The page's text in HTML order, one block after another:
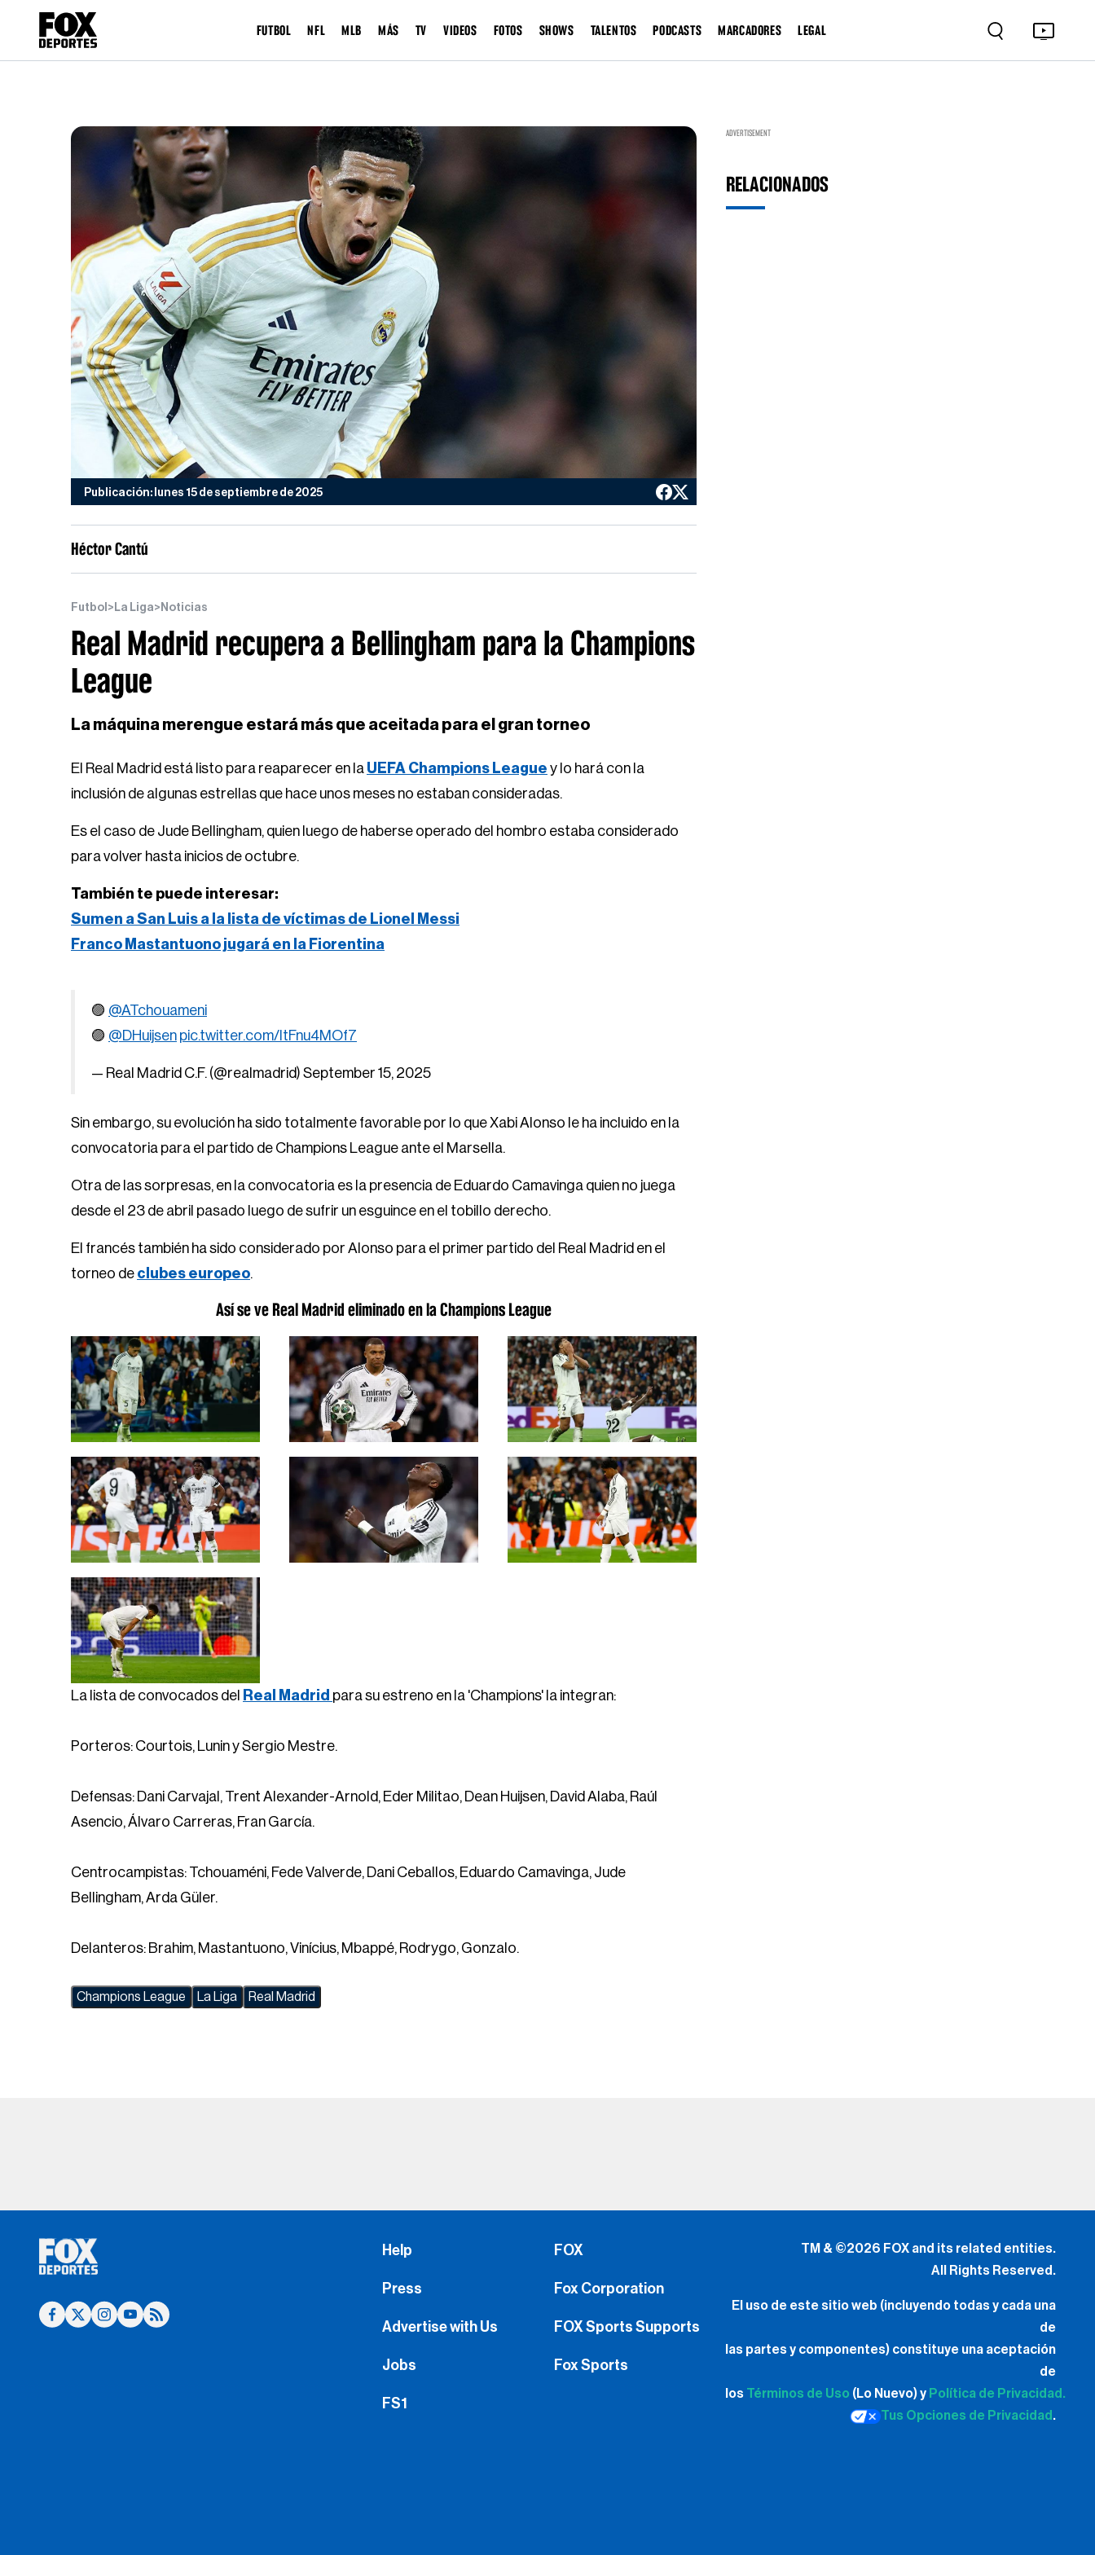
FUTBOL NFL MLB MÁS TV VIDEOS FOTOS SHOWS TALENTOS PODCASTS MARCADORES LEGAL
Publicación: lunes 15 de septiembre de 2025
Héctor Cantú
Futbol > La Liga> Noticias
Real Madrid recupera a Bellingham para la Champions
League
La máquina merengue estará más que aceitada para el gran torneo
El Real Madrid está listo para reaparecer en la UEFA Champions League y lo hará con la
inclusión de algunas estrellas que hace unos meses no estaban consideradas.
Es el caso de Jude Bellingham, quien luego de haberse operado del hombro estaba considerado
para volver hasta inicios de octubre.
También te puede interesar:
Sumen a San Luis a la lista de víctimas de Lionel Messi
Franco Mastantuono jugará en la Fiorentina
🟣 @ATchouameni
🟣 @DHuijsen pic.twitter.com/ltFnu4MOf7
— Real Madrid C.F. (@realmadrid) September 15, 2025
Sin embargo, su evolución ha sido totalmente favorable por lo que Xabi Alonso le ha incluido en la
convocatoria para el partido de Champions League ante el Marsella.
Otra de las sorpresas, en la convocatoria es la presencia de Eduardo Camavinga quien no juega
desde el 23 de abril pasado luego de sufrir un esguince en el tobillo derecho.
El francés también ha sido considerado por Alonso para el primer partido del Real Madrid en el
torneo de clubes europeo.
Así se ve Real Madrid eliminado en la Champions League
La lista de convocados del Real Madrid para su estreno en la 'Champions' la integran:
Porteros: Courtois, Lunin y Sergio Mestre.
Defensas: Dani Carvajal, Trent Alexander-Arnold, Eder Militao, Dean Huijsen, David Alaba, Raúl
Asencio, Álvaro Carreras, Fran García.
Centrocampistas: Tchouaméni, Fede Valverde, Dani Ceballos, Eduardo Camavinga, Jude
Bellingham, Arda Güler.
Delanteros: Brahim, Mastantuono, Vinícius, Mbappé, Rodrygo, Gonzalo.
Champions League La Liga Real Madrid
ADVERTISEMENT
RELACIONADOS
Help
Press
Advertise with Us
Jobs
FS1
FOX
Fox Corporation
FOX Sports Supports
Fox Sports
TM & ©2026 FOX and its related entities.
All Rights Reserved.
El uso de este sitio web (incluyendo todas y cada una
de
las partes y componentes) constituye una aceptación
de
los Términos de Uso (Lo Nuevo) y Política de Privacidad.
Tus Opciones de Privacidad .